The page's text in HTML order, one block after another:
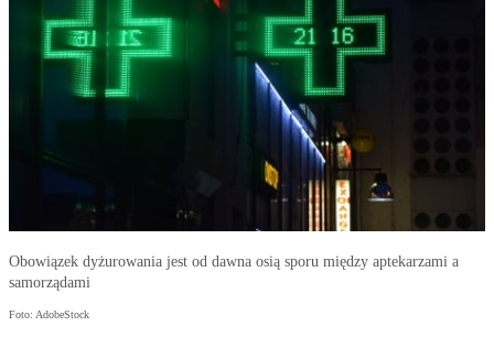
Obowiązek dyżurowania jest od dawna osią sporu między aptekarzami a
samorządami
Foto: AdobeStock